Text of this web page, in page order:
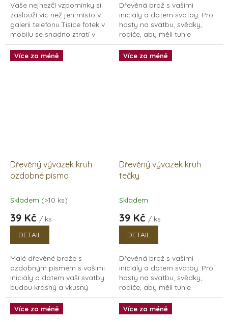
5
hvězdiček.
Vaše nejhezčí vzpomínky si
zaslouží víc než jen místo v
galerii telefonu.Tisíce fotek v
mobilu se snadno ztratí v
čase. Fotoalbum Srdce dubu
je tu pro chvíle, ke kterým
se...
5
hvězdiček.
Dřevěná brož s vašimi
iniciály a datem svatby. Pro
hosty na svatbu, svědky,
rodiče, aby měli tuhle
upomínku na památku.
Vývazek, neboli vonička do
klopy, se připíná do klopy...
Více za méně
Dřevěný vývazek kruh
ozdobné písmo
Skladem (>10 ks)
39 Kč / ks
DETAIL
Malé dřevěné brože s
ozdobným písmem s vašimi
iniciály a datem vaší svatby
budou krásný a vkusný
doplněk na vaši svatbu.
Zapíchněte zvoničku do
klopy saka, nebo do šatů.
Více za méně
Dřevěný vývazek kruh
tečky
Skladem
39 Kč / ks
DETAIL
Dřevěná brož s vašimi
iniciály a datem svatby. Pro
hosty na svatbu, svědky,
rodiče, aby měli tuhle
upomínku na památku.
Vývazek, neboli vonička do
klopy, se připíná do klopy...
Více za méně Více za méně